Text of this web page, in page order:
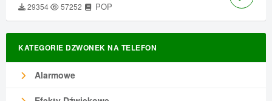
29354 57252 POP
KATEGORIE DZWONEK NA TELEFON
Alarmowe